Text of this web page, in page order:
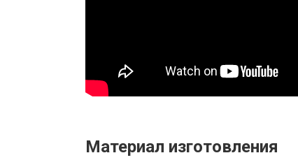
Материал изготовления